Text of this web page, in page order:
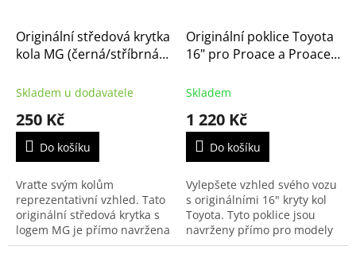
Originální středová krytka
kola MG (černá/stříbrná)
Skladem u dodavatele
250 Kč
Do košíku
Vraťte svým kolům
reprezentativní vzhled. Tato
originální středová krytka s
logem MG je přímo navržena
pro hliníkové disky vozů MG.
Originální poklice Toyota
16" pro Proace a Proace
Skladem
1 220 Kč
Do košíku
Vylepšete vzhled svého vozu
s originálními 16" kryty kol
Toyota. Tyto poklice jsou
navrženy přímo pro modely
Toyota Proace, Proace City a